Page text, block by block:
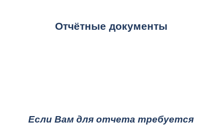
Отчётные документы
Если Вам для отчета требуется